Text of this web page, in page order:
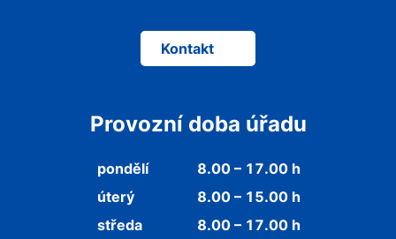
Kontakt
Provozní doba úřadu
pondělí
8.00 – 17.00 h
úterý
8.00 – 15.00 h
středa
8.00 – 17.00 h